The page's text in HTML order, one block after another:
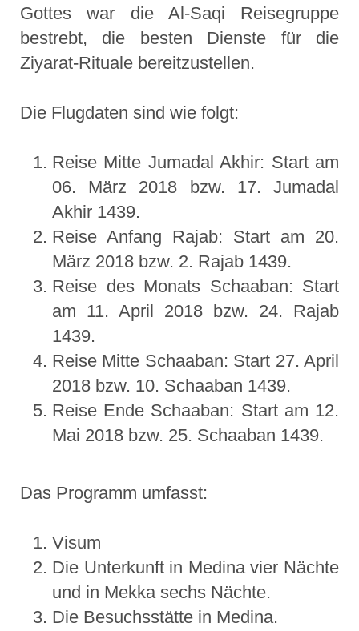
Gottes war die Al-Saqi Reisegruppe
bestrebt, die besten Dienste für die
Ziyarat-Rituale bereitzustellen.
Die Flugdaten sind wie folgt:
Reise Mitte Jumadal Akhir: Start am
06. März 2018 bzw. 17. Jumadal
Akhir 1439.
Reise Anfang Rajab: Start am 20.
März 2018 bzw. 2. Rajab 1439.
Reise des Monats Schaaban: Start
am 11. April 2018 bzw. 24. Rajab
1439.
Reise Mitte Schaaban: Start 27. April
2018 bzw. 10. Schaaban 1439.
Reise Ende Schaaban: Start am 12.
Mai 2018 bzw. 25. Schaaban 1439.
Das Programm umfasst:
Visum
Die Unterkunft in Medina vier Nächte
und in Mekka sechs Nächte.
Die Besuchsstätte in Medina.